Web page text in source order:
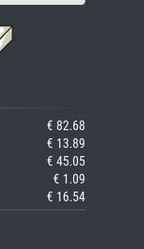
€ 82.68
€ 13.89
€ 45.05
€ 1.09
€ 16.54